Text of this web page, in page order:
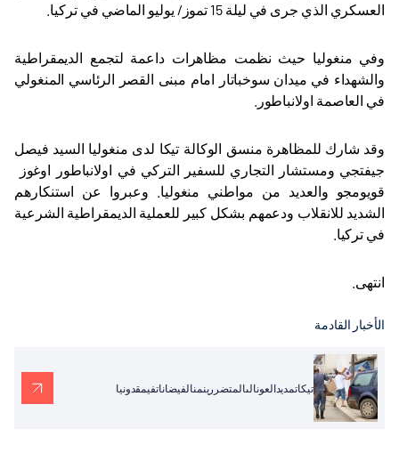
العسكري الذي جرى في ليلة 15 تموز/ يوليو الماضي في تركيا.
وفي منغوليا حيث نظمت مظاهرات داعمة لتجمع الديمقراطية
والشهداء في ميدان سوخباتار امام مبنى القصر الرئاسي المنغولي
في العاصمة اولانباطور.
وقد شارك للمظاهرة منسق الوكالة تيكا لدى منغوليا السيد فيصل
جيفتجي ومستشار التجاري للسفير التركي في اولانباطور اوغوز
قويومجو والعديد من مواطني منغوليا. وعبروا عن استنكارهم
الشديد للانقلاب ودعمهم بشكل كبير للعملية الديمقراطية الشرعية
في تركيا.
انتهى.
الأخبار القادمة
تيكاتمديدالعونالىالمتضررينمنالفيضاناتفيمقدونيا